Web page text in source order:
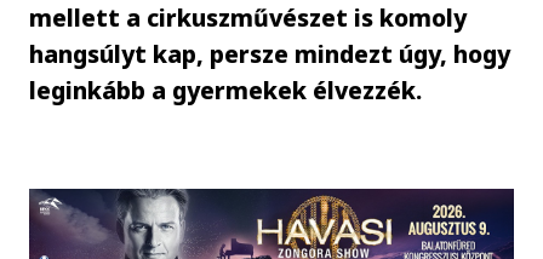
mellett a cirkuszművészet is komoly
hangsúlyt kap, persze mindezt úgy, hogy
leginkább a gyermekek élvezzék.